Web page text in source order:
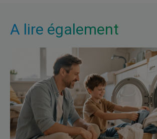
A lire également